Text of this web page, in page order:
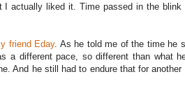
I actually liked it. Time passed in the blink
friend Eday. As he told me of the time he
a different pace, so different than what
And he still had to endure that for